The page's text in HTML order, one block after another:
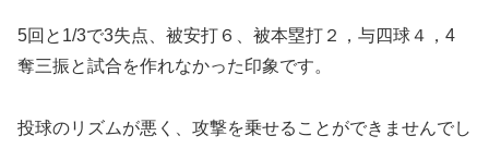
5回と1/3で3失点、被安打６、被本塁打２，与四球４，4
奪三振と試合を作れなかった印象です。
投球のリズムが悪く、攻撃を乗せることができませんでし